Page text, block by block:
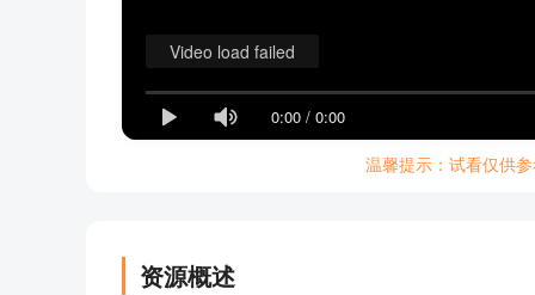
0:00 / 0:00
Video load failed
温馨提示：试看仅供
资源概述